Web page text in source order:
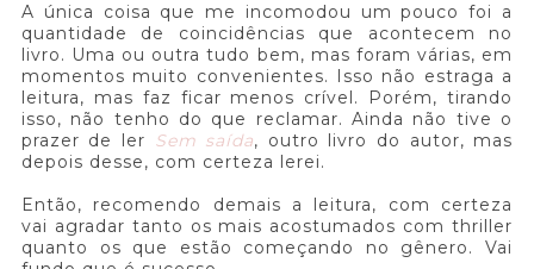
A única coisa que me incomodou um pouco foi a
quantidade de coincidências que acontecem no
livro. Uma ou outra tudo bem, mas foram várias, em
momentos muito convenientes. Isso não estraga a
leitura, mas faz ficar menos crível. Porém, tirando
isso, não tenho do que reclamar. Ainda não tive o
prazer de ler Sem saída, outro livro do autor, mas
depois desse, com certeza lerei.
Então, recomendo demais a leitura, com certeza
vai agradar tanto os mais acostumados com thriller
quanto os que estão começando no gênero. Vai